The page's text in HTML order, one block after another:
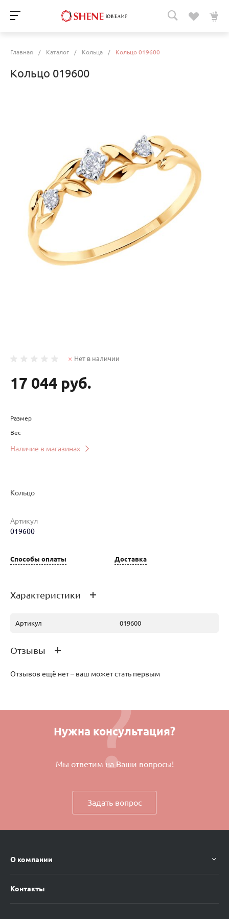
Главная / Каталог / Кольца / Кольцо 019600
Кольцо 019600
Нет в наличии
17 044 руб.
Размер
Вес
Наличие в магазинах
Наименование товара
Кольцо
Артикул
019600
Способы оплаты Доставка
Характеристики
Артикул 019600
Отзывы
Отзывов ещё нет – ваш может стать первым
Нужна консультация?
Мы ответим на Ваши вопросы!
Задать вопрос
О компании
Контакты